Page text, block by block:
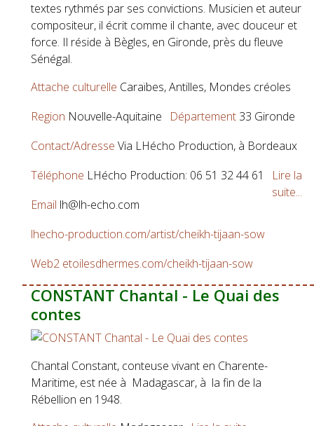
textes rythmés par ses convictions. Musicien et auteur
compositeur, il écrit comme il chante, avec douceur et
force. Il réside à Bègles, en Gironde, près du fleuve
Sénégal.
Attache culturelle Caraïbes, Antilles, Mondes créoles
Region Nouvelle-Aquitaine Département 33 Gironde
Contact/Adresse Via LHécho Production, à Bordeaux
Téléphone LHécho Production: 06 51 32 44 61
Email lh@lh-echo.com
lhecho-production.com/artist/cheikh-tijaan-sow
Web2 etoilesdhermes.com/cheikh-tijaan-sow
Lire la
suite...
CONSTANT Chantal - Le Quai des
contes
Chantal Constant, conteuse vivant en Charente-
Maritime, est née à Madagascar, à la fin de la
Rébellion en 1948.